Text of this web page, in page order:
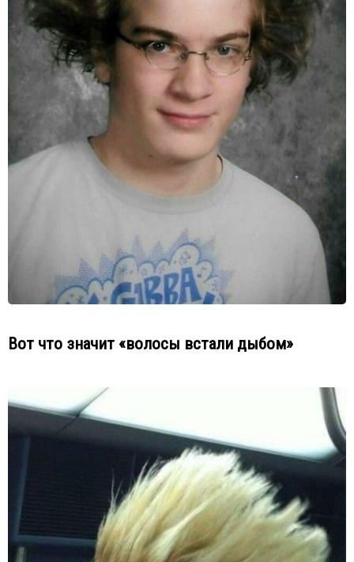
Вот что значит «волосы встали дыбом»